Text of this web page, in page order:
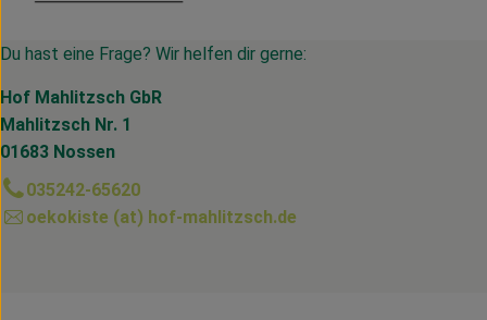
Du hast eine Frage? Wir helfen dir gerne:
Hof Mahlitzsch GbR
Mahlitzsch Nr. 1
01683 Nossen
035242-65620
oekokiste (at) hof-mahlitzsch.de